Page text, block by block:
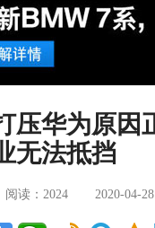
压华为原因
无法抵挡
阅读：2024 2020-04-